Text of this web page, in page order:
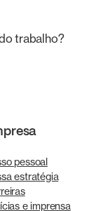
trabalho?
pessoal
estratégia
e imprensa